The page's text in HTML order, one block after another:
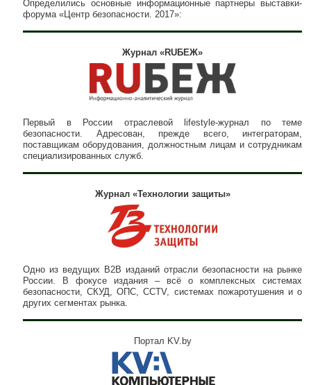
Определились основные информационные партнеры выставки-
форума «Центр безопасности. 2017»:
Журнал «RUБЕЖ»
Первый в России отраслевой lifestyle-журнал по теме
безопасности. Адресован, прежде всего, интеграторам,
поставщикам оборудования, должностным лицам и сотрудникам
специализированных служб.
Журнал «Технологии защиты»
Одно из ведущих B2B изданий отрасли безопасности на рынке
России. В фокусе издания – всё о комплексных системах
безопасности, СКУД, ОПС, CCTV, системах пожаротушения и о
других сегментах рынка.
Портал KV.by